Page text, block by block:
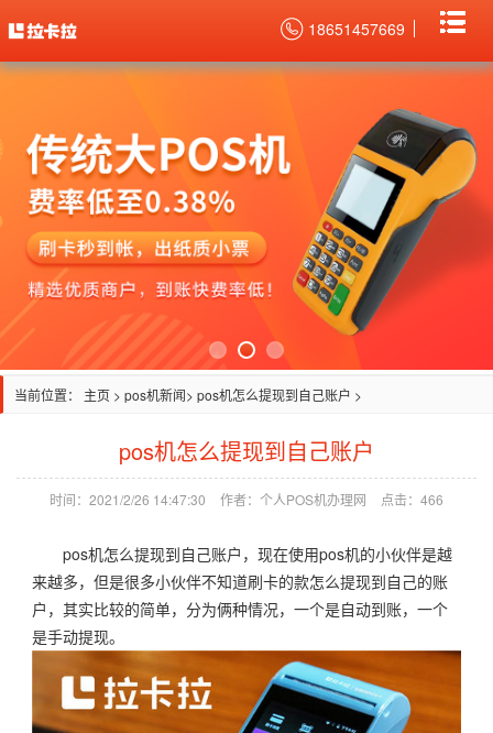
18651457669
当前位置： 主页 > pos机新闻> pos机怎么提现到自己账户 >
pos机怎么提现到自己账户
时间：2021/2/26 14:47:30 作者：个人POS机办理网 点击： 466
pos机怎么提现到自己账户，现在使用pos机的小伙伴是越
来越多，但是很多小伙伴不知道刷卡的款怎么提现到自己的账
户，其实比较的简单，分为俩种情况，一个是自动到账，一个
是手动提现。